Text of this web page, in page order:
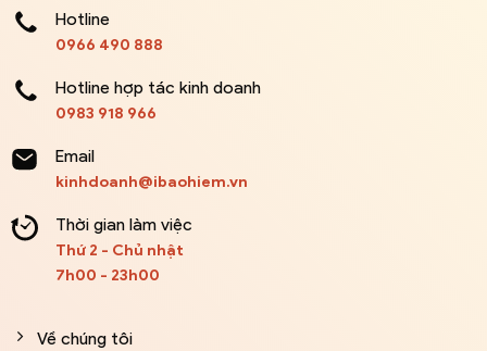
Hotline
0966 490 888
Hotline hợp tác kinh doanh
0983 918 966
Email
kinhdoanh@ibaohiem.vn
Thời gian làm việc
Thứ 2 - Chủ nhật
7h00 - 23h00
Về chúng tôi